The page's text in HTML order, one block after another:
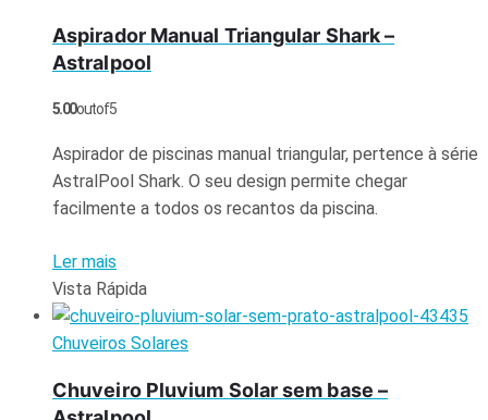
Aspirador Manual Triangular Shark –
Astralpool
5.00out of 5
Aspirador de piscinas manual triangular, pertence à série
AstralPool Shark. O seu design permite chegar
facilmente a todos os recantos da piscina.
Ler mais
Vista Rápida
Chuveiros Solares
Chuveiro Pluvium Solar sem base –